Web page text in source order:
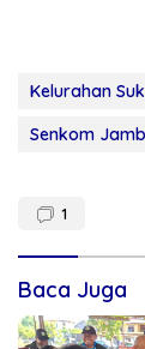
Kelurahan
Senkom
1
Baca Juga